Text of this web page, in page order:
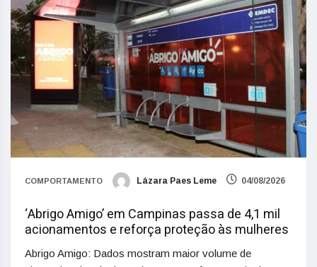
COMPORTAMENTO Lázara Paes Leme 04/08/2026
‘Abrigo Amigo’ em Campinas passa de 4,1 mil
acionamentos e reforça proteção às mulheres
Abrigo Amigo: Dados mostram maior volume de